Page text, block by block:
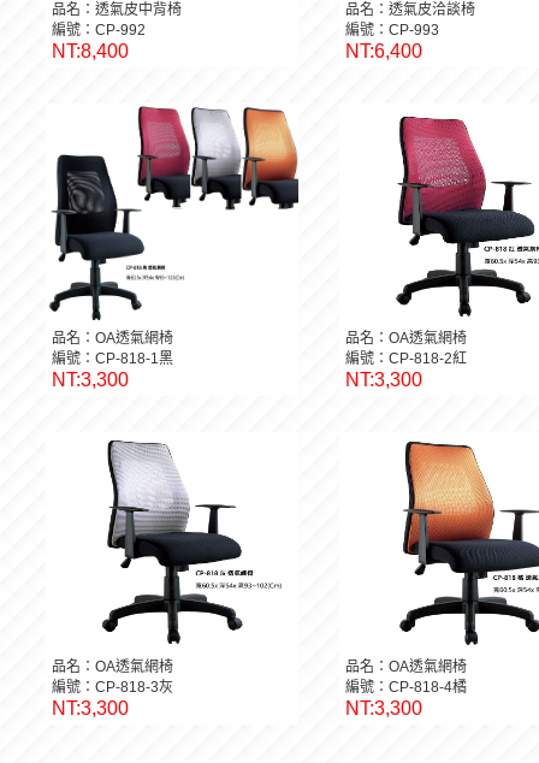
品名：透氣皮中背椅
編號：CP-992
NT:8,400
品名：透氣皮洽談椅
編號：CP-993
NT:6,400
品名：OA透氣網椅
編號：CP-818-1黑
NT:3,300
品名：OA透氣網椅
編號：CP-818-2紅
NT:3,300
品名：OA透氣網椅
編號：CP-818-3灰
NT:3,300
品名：OA透氣網椅
編號：CP-818-4橘
NT:3,300